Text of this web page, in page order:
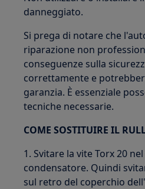
danneggiato.
Si prega di notare che
riparazione non
conseguenze sulla
correttamente e
garanzia. È essenziale
tecniche necessarie.
COME SOSTITUIRE IL
1. Svitare la vite Torx 20
condensatore. Quindi
sul retro del coperchio